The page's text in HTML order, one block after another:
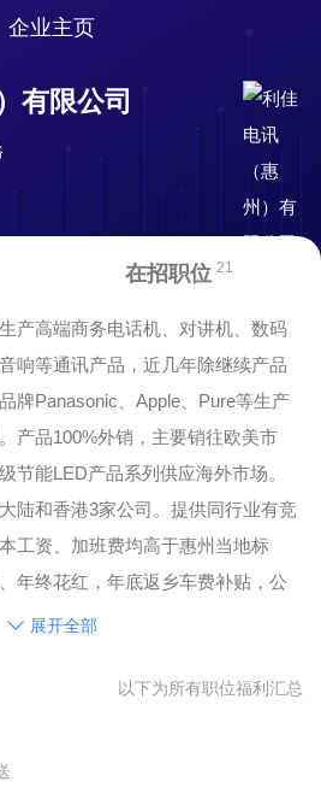
企业主页
有限公司
在招职位 21
产高端商务电话机、对讲机、数码
响等通讯产品，近几年除继续产品
牌Panasonic、Apple、Pure等生产
产品100%外销，主要销往欧美市
节能LED产品系列供应海外市场。
陆和香港3家公司。提供同行业有竞
工资、加班费均高于惠州当地标
年终花红，年底返乡车费补贴，公
图书室、乒乓球、台球等。食堂自
有2路免费WIFI供员工手机上网，宿
球、羽毛球等比赛，每年员工一次
展开全部
以下为所有职位福利汇总